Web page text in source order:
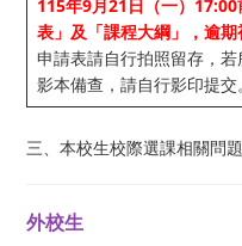
115年9月21日（一）
表」及「課程大綱」，逾期
申請表請自行拍照留存，
影本備查，請自行影印提交。
三、本校生校際選課相關問題
外校生